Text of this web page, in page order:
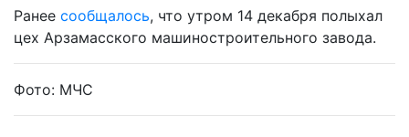
Ранее сообщалось, что утром 14 декабря полыхал
цех Арзамасского машиностроительного завода.
Фото: МЧС